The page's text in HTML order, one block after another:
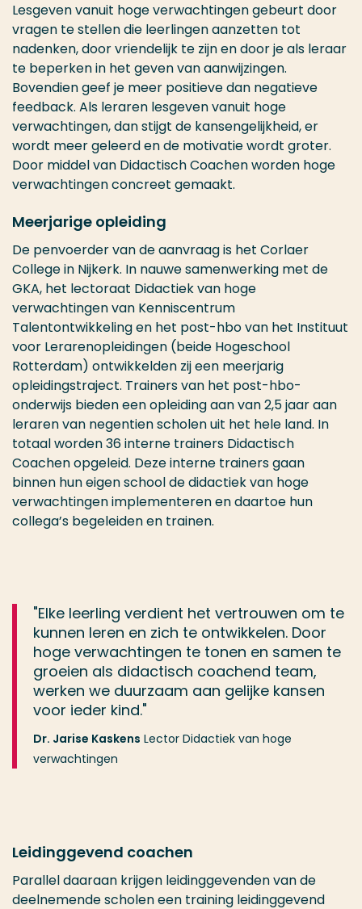
Lesgeven vanuit hoge verwachtingen gebeurt door
vragen te stellen die leerlingen aanzetten tot
nadenken, door vriendelijk te zijn en door je als leraar
te beperken in het geven van aanwijzingen.
Bovendien geef je meer positieve dan negatieve
feedback. Als leraren lesgeven vanuit hoge
verwachtingen, dan stijgt de kansengelijkheid, er
wordt meer geleerd en de motivatie wordt groter.
Door middel van Didactisch Coachen worden hoge
verwachtingen concreet gemaakt.
Meerjarige opleiding
De penvoerder van de aanvraag is het Corlaer
College in Nijkerk. In nauwe samenwerking met de
GKA, het lectoraat Didactiek van hoge
verwachtingen van Kenniscentrum
Talentontwikkeling en het post-hbo van het Instituut
voor Lerarenopleidingen (beide Hogeschool
Rotterdam) ontwikkelden zij een meerjarig
opleidingstraject. Trainers van het post-hbo-
onderwijs bieden een opleiding aan van 2,5 jaar aan
leraren van negentien scholen uit het hele land. In
totaal worden 36 interne trainers Didactisch
Coachen opgeleid. Deze interne trainers gaan
binnen hun eigen school dedidactiek van hoge
verwachtingen implementeren en daartoe hun
collega’s begeleiden en trainen.
"Elke leerling verdient het vertrouwen om te
kunnen leren en zich te ontwikkelen. Door
hoge verwachtingen te tonen en samen te
groeien als didactisch coachend team,
werken we duurzaam aan gelijke kansen
voor ieder kind."
Dr. Jarise Kaskens Lector Didactiek van hoge
verwachtingen
Leidinggevend coachen
Parallel daaraan krijgen leidinggevenden van de
deelnemende scholen een training leidinggevend